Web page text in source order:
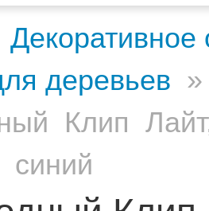
деревьев
Клип
синий